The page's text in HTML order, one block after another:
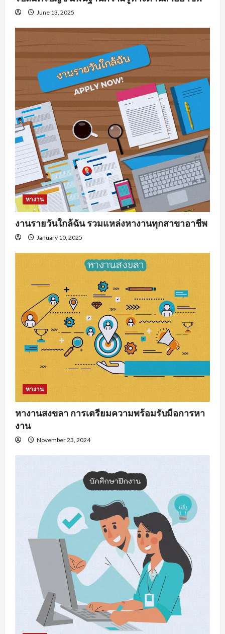
June 13, 2025
หางาน
งานรายวันใกล้ฉัน รวมแหล่งหางานทุกสาขาอาชีพ
January 10, 2025
หางาน
หางานสงขลา การเตรียมความพร้อมรับมือการหา
งาน
November 23, 2024